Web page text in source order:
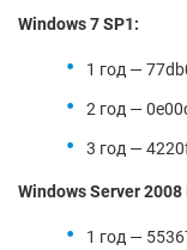
Windows7 SP1:
1 год —
2 год —
3 год —
Windows Server 2008
1 год —